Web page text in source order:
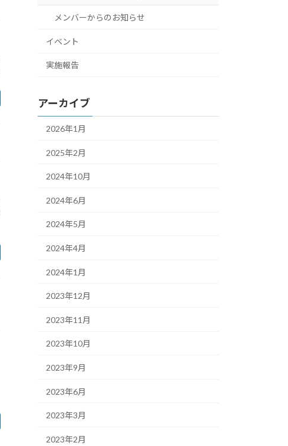
メンバーからのお知らせ
イベント
実施報告
アーカイブ
2026年1月
2025年2月
2024年10月
2024年6月
2024年5月
2024年4月
2024年1月
2023年12月
2023年11月
2023年10月
2023年9月
2023年6月
2023年3月
2023年2月